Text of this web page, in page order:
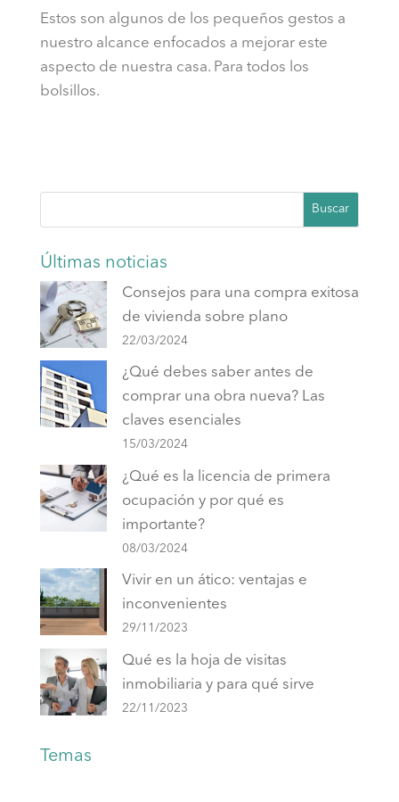
Estos son algunos de los pequeños gestos a
nuestro alcance enfocados a mejorar este
aspecto de nuestra casa. Para todos los
bolsillos.
Buscar
Últimas noticias
Consejos para una compra exitosa
de vivienda sobre plano
22/03/2024
¿Qué debes saber antes de
comprar una obra nueva? Las
claves esenciales
15/03/2024
¿Qué es la licencia de primera
ocupación y por qué es
importante?
08/03/2024
Vivir en un ático: ventajas e
inconvenientes
29/11/2023
Qué es la hoja de visitas
inmobiliaria y para qué sirve
22/11/2023
Temas